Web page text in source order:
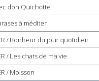
don Quichotte
à méditer
/ Bonheur du jour quotidien
/ Les chats de ma vie
/ Moisson